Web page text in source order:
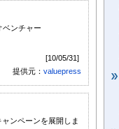
ベンチャー
[10/05/31]
提供元： valuepress
ンペーンを展開しま